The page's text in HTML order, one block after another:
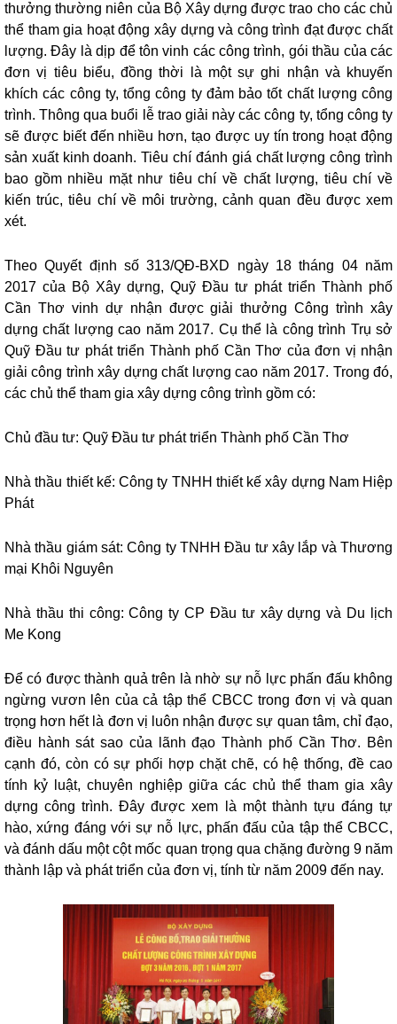
thưởng thường niên của Bộ Xây dựng được trao cho các chủ
thể tham gia hoạt động xây dựng và công trình đạt được chất
lượng. Đây là dịp để tôn vinh các công trình, gói thầu của các
đơn vị tiêu biểu, đồng thời là một sự ghi nhận và khuyến
khích các công ty, tổng công ty đảm bảo tốt chất lượng công
trình. Thông qua buổi lễ trao giải này các công ty, tổng công ty
sẽ được biết đến nhiều hơn, tạo được uy tín trong hoạt động
sản xuất kinh doanh. Tiêu chí đánh giá chất lượng công trình
bao gồm nhiều mặt như tiêu chí về chất lượng, tiêu chí về
kiến trúc, tiêu chí về môi trường, cảnh quan đều được xem
xét.
Theo Quyết định số 313/QĐ-BXD ngày 18 tháng 04 năm
2017 của Bộ Xây dựng, Quỹ Đầu tư phát triển Thành phố
Cần Thơ vinh dự nhận được giải thưởng Công trình xây
dựng chất lượng cao năm 2017. Cụ thể là công trình Trụ sở
Quỹ Đầu tư phát triển Thành phố Cần Thơ của đơn vị nhận
giải công trình xây dựng chất lượng cao năm 2017. Trong đó,
các chủ thể tham gia xây dựng công trình gồm có:
Chủ đầu tư: Quỹ Đầu tư phát triển Thành phố Cần Thơ
Nhà thầu thiết kế: Công ty TNHH thiết kế xây dựng Nam Hiệp
Phát
Nhà thầu giám sát: Công ty TNHH Đầu tư xây lắp và Thương
mại Khôi Nguyên
Nhà thầu thi công: Công ty CP Đầu tư xây dựng và Du lịch
Me Kong
Để có được thành quả trên là nhờ sự nỗ lực phấn đấu không
ngừng vươn lên của cả tập thể CBCC trong đơn vị và quan
trọng hơn hết là đơn vị luôn nhận được sự quan tâm, chỉ đạo,
điều hành sát sao của lãnh đạo Thành phố Cần Thơ. Bên
cạnh đó, còn có sự phối hợp chặt chẽ, có hệ thống, đề cao
tính kỷ luật, chuyên nghiệp giữa các chủ thể tham gia xây
dựng công trình. Đây được xem là một thành tựu đáng tự
hào, xứng đáng với sự nỗ lực, phấn đấu của tập thể CBCC,
và đánh dấu một cột mốc quan trọng qua chặng đường 9 năm
thành lập và phát triển của đơn vị, tính từ năm 2009 đến nay.